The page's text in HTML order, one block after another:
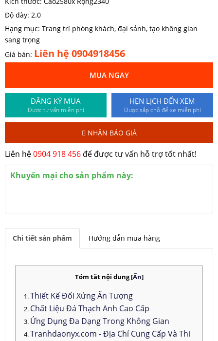
Độ dày: 2.0
Hạng mục: Trang trí phòng khách, đại sảnh, tạo không gian
sang trọng
Giá bán: Liên hệ 0904918456
MUA NGAY
ĐĂNG KÝ MUA
Được tư vấn miễn phí
HẸN LỊCH ĐẾN XEM
Được sắp chỗ để xe miễn phí
NHẬN BÁO GIÁ
Liên hệ0904 918 456 để được tư vấn hỗ trợ tốt nhất!
Khuyến mại cho sản phẩm này:
Chi tiết sản phẩm Hướng dẫn mua hàng
Tóm tắt nội dung[Ẩn]
Thiết Kế Đối Xứng Ấn Tượng
Chất Liệu Đá Thạch Anh Cao Cấp
Ứng Dụng Đa Dạng Trong Không Gian
Tranhdaonyx.com - Địa Chỉ Cung Cấp Và Thi